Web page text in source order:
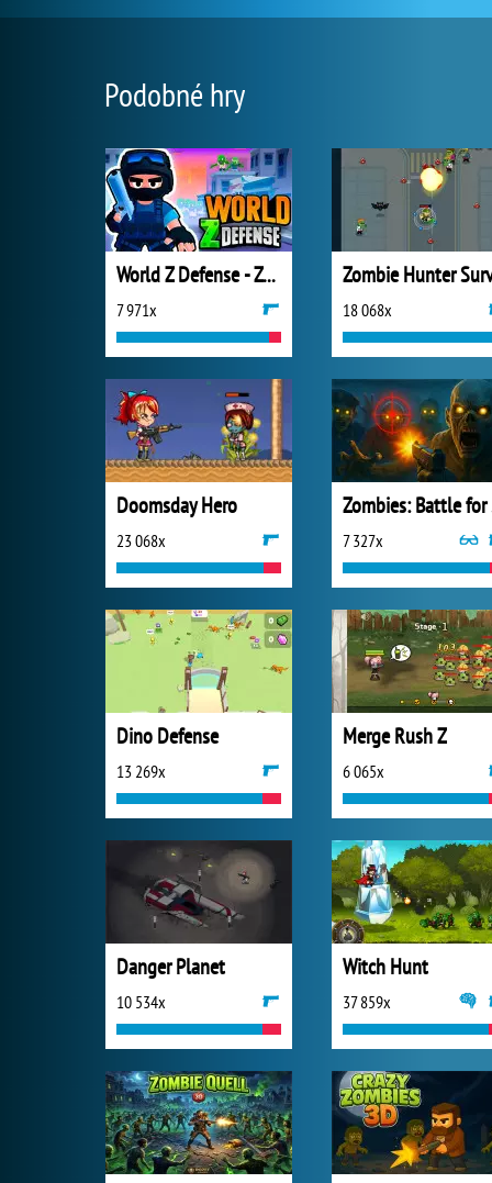
Podobné hry
World Z Defense - Zombie Defense
7 971x 18 068x
Doomsday Hero
23 068x 7 327x
Dino Defense
13 269x
Merge Rush Z
6 065x
Danger Planet
10 534x
Witch Hunt
37 859x